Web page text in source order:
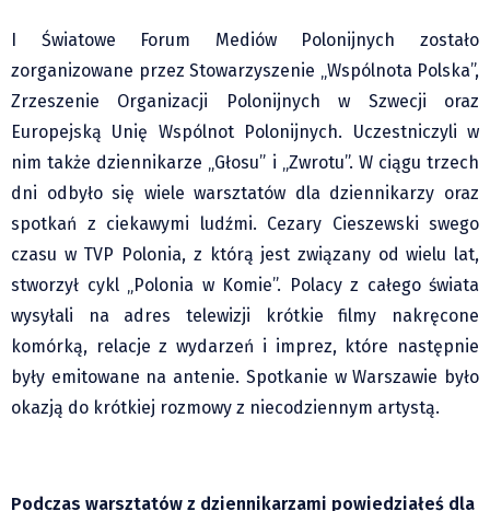
English Voice
Kultura
Recenzje
Pop Art
Nasze biblioteki
Publicystyka
Zdaniem...
Pre-teksty i kon-teksty Łęckiego
Na posiónku pisane Milerskiego (archiwum)
Na granicy Księstwa Drobika (archiwum)
Podróże małe i duże Skałki
I Światowe Forum Mediów Polonijnych zostało
zorganizowane przez Stowarzyszenie „Wspólnota Polska”,
Zrzeszenie Organizacji Polonijnych w Szwecji oraz
Europejską Unię Wspólnot Polonijnych. Uczestniczyli w
nim także dziennikarze „Głosu” i „Zwrotu”. W ciągu trzech
dni odbyło się wiele warsztatów dla dziennikarzy oraz
spotkań z ciekawymi ludźmi. Cezary Cieszewski swego
czasu w TVP Polonia, z którą jest związany od wielu lat,
stworzył cykl „Polonia w Komie”. Polacy z całego świata
wysyłali na adres telewizji krótkie filmy nakręcone
komórką, relacje z wydarzeń i imprez, które następnie
były emitowane na antenie. Spotkanie w Warszawie było
okazją do krótkiej rozmowy z niecodziennym artystą.
Podczas warsztatów z dziennikarzami powiedziałeś dla